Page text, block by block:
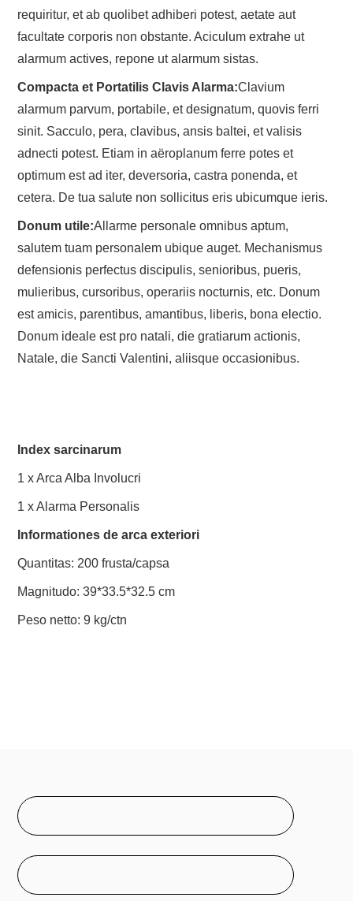
requiritur, et ab quolibet adhiberi potest, aetate aut
facultate corporis non obstante. Aciculum extrahe ut
alarmum actives, repone ut alarmum sistas.
Compacta et Portatilis Clavis Alarma:Clavium
alarmum parvum, portabile, et designatum, quovis ferri
sinit. Sacculo, pera, clavibus, ansis baltei, et valisis
adnecti potest. Etiam in aëroplanum ferre potes et
optimum est ad iter, deversoria, castra ponenda, et
cetera. De tua salute non sollicitus eris ubicumque ieris.
Donum utile:Allarme personale omnibus aptum,
salutem tuam personalem ubique auget. Mechanismus
defensionis perfectus discipulis, senioribus, pueris,
mulieribus, cursoribus, operariis nocturnis, etc. Donum
est amicis, parentibus, amantibus, liberis, bona electio.
Donum ideale est pro natali, die gratiarum actionis,
Natale, die Sancti Valentini, aliisque occasionibus.
Index sarcinarum
1 x Arca Alba Involucri
1 x Alarma Personalis
Informationes de arca exteriori
Quantitas: 200 frusta/capsa
Magnitudo: 39*33.5*32.5 cm
Peso netto: 9 kg/ctn